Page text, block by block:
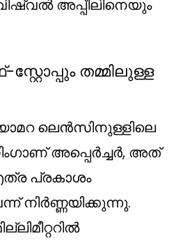
അപ്പീലിനെയും
തമ്മിലുള്ള
ലെൻസിനുള്ളിലെ
അപ്പെർച്ചർ, അത്
പ്രകാശം
നിർണ്ണയിക്കുന്നു.